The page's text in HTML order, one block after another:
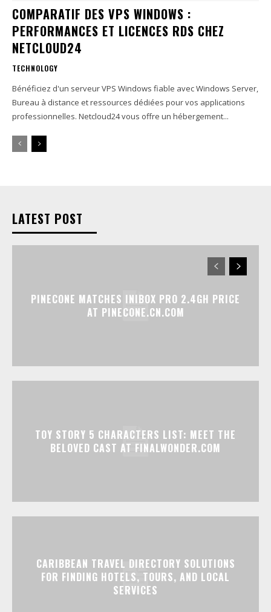
COMPARATIF DES VPS WINDOWS :
PERFORMANCES ET LICENCES RDS CHEZ
NETCLOUD24
TECHNOLOGY
Bénéficiez d'un serveur VPS Windows fiable avec Windows Server,
Bureau à distance et ressources dédiées pour vos applications
professionnelles. Netcloud24 vous offre un hébergement...
LATEST POST
PINECONE MATCHES INIBOX PRO 2.4GH PRICE
AT PINECONE.CN.COM
TOY STORY 5 CHARACTERS LIST: MEET THE
BELOVED CAST AT FINALWONDER.COM
CARIBBEAN TRAVEL DIRECTORY SOLUTIONS
FOR FINDING HOTELS, TOURS, AND LOCAL
SERVICES